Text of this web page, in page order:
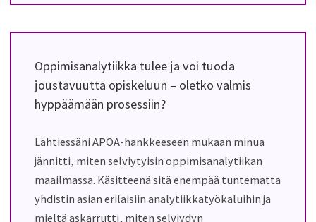
Oppimisanalytiikka tulee ja voi tuoda
joustavuutta opiskeluun – oletko valmis
hyppäämään prosessiin?
Lähtiessäni APOA-hankkeeseen mukaan minua
jännitti, miten selviytyisin oppimisanalytiikan
maailmassa. Käsitteenä sitä enempää tuntematta
yhdistin asian erilaisiin analytiikkatyökaluihin ja
mieltä askarrutti, miten selviydyn